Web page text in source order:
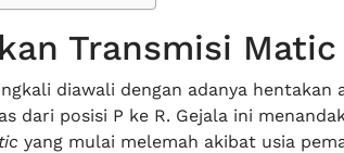
Transmisi
diawali dengan adanya hentakan
dari posisi P ke R. Gejala ini
yang mulai melemah akibat usia